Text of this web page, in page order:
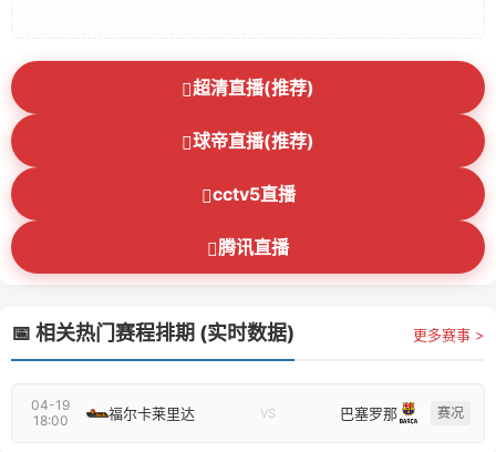
超清直播(推荐)
球帝直播(推荐)
cctv5直播
腾讯直播
📅 相关热门赛程排期 (实时数据) 更多赛事 >
04-19
18:00
福尔卡莱里达 VS 巴塞罗那 赛况